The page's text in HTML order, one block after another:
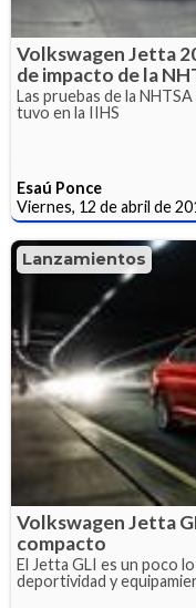
Volkswagen Jetta
de impacto de la
Las pruebas de la
tuvo en la IIHS
Esaú Ponce
Viernes, 12 de abril de
Lanzamientos
Volkswagen Jetta
compacto
El Jetta GLI es un poco
deportividad y